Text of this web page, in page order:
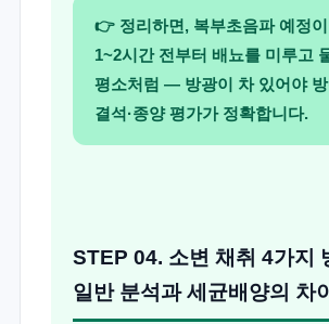
👉 정리하면, 복부초음파 예정이
1~2시간 전부터 배뇨를 미루고
평소처럼 — 방광이 차 있어야 방
결석·종양 평가가 정확합니다.
STEP 04. 소변 채취 4가지
일반 분석과 세균배양의 차이